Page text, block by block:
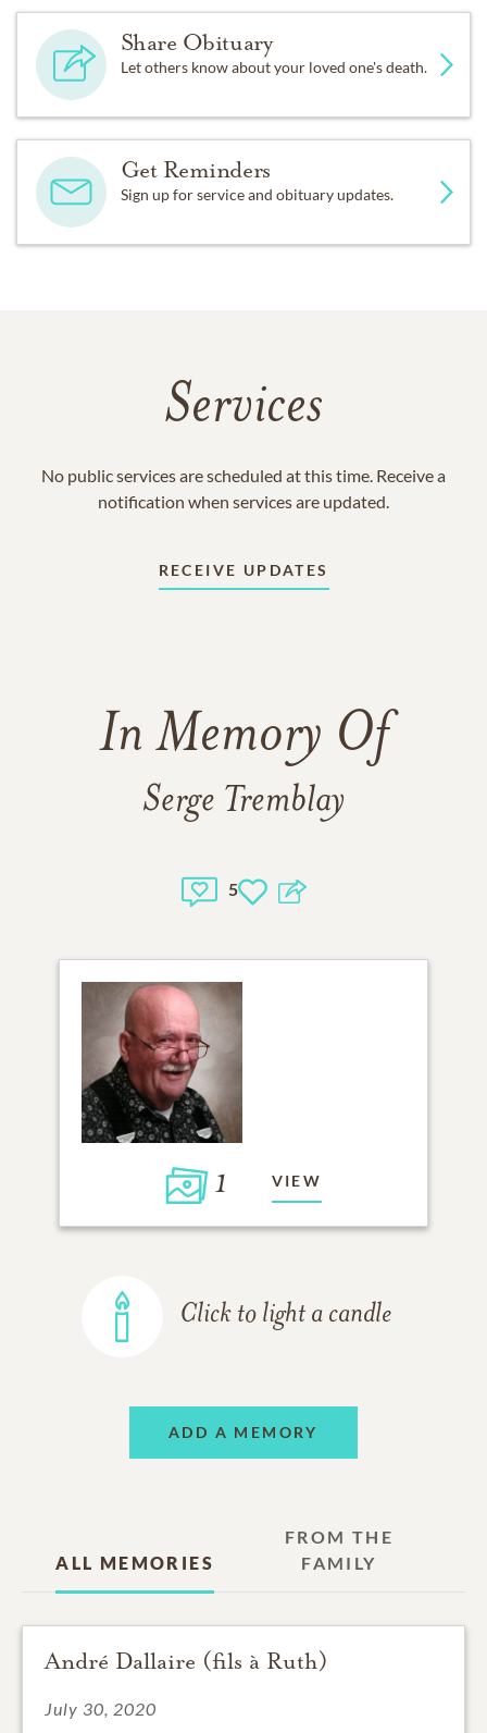
Share Obituary
Let others know about your loved one's death.
Get Reminders
Sign up for service and obituary updates.
Services
No public services are scheduled at this time. Receive a
notification when services are updated.
RECEIVE UPDATES
In Memory Of
Serge Tremblay
5
1 VIEW
Click to light a candle
ADD A MEMORY
ALL MEMORIES
FROM THE
FAMILY
André Dallaire (fils à Ruth)
July 30, 2020